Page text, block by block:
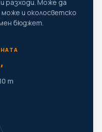
разходи. Може да
и околосветско
бюджет.
′
т